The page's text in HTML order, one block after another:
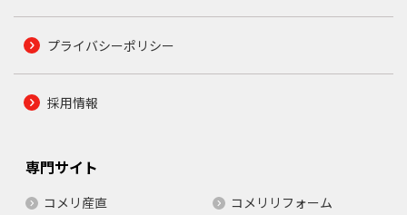
プライバシーポリシー
採用情報
専門サイト
コメリ産直
コメリリフォーム